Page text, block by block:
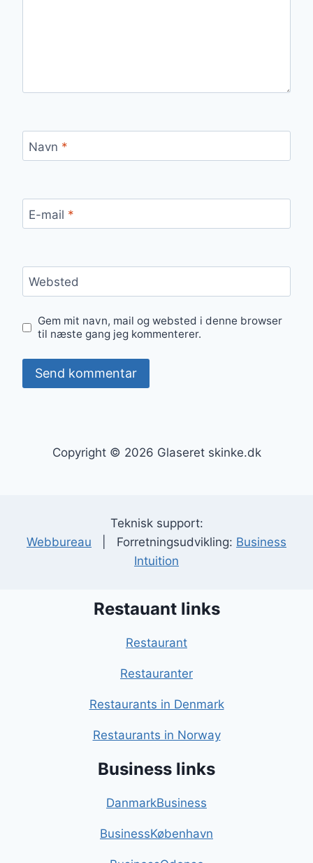
Navn *
E-mail *
Websted
Gem mit navn, mail og websted i denne browser
til næste gang jeg kommenterer.
Copyright © 2026 Glaseret skinke.dk
Teknisk support:
Webbureau | Forretningsudvikling: Business
Intuition
Restauant links
Restaurant
Restauranter
Restaurants in Denmark
Restaurants in Norway
Business links
DanmarkBusiness
BusinessKøbenhavn